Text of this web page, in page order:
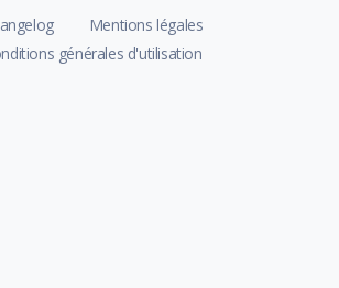
Mentions légales
générales d'utilisation